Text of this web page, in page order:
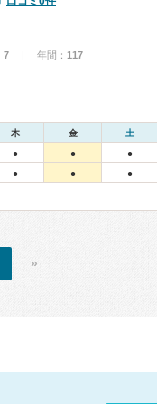
7 | 年間： 117
木 金 土
● ● ●
● ● ●
»